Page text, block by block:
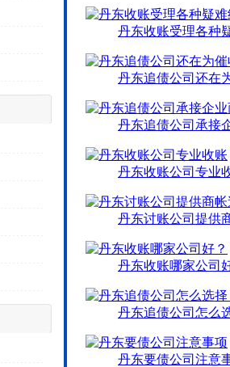
丹东收账受理各种
丹东追债公司还在
丹东追债公司承接
丹东收账公司专业
丹东讨账公司提供
丹东收账哪家公司
丹东追债公司怎么
丹东要债公司注意